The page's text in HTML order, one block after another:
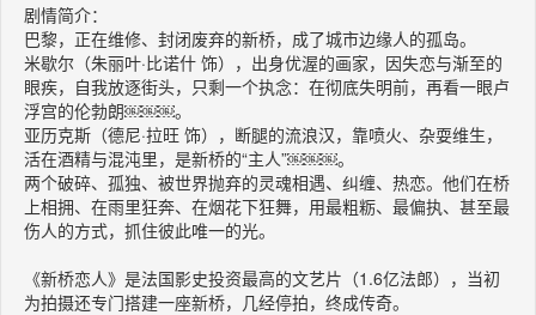
剧情简介：
巴黎，正在维修、封闭废弃的新桥，成了城市边缘人的孤岛。
米歇尔（朱丽叶·比诺什 饰），出身优渥的画家，因失恋与渐至的
眼疾，自我放逐街头，只剩一个执念：在彻底失明前，再看一眼卢
浮宫的伦勃朗￼￼￼。
亚历克斯（德尼·拉旺 饰），断腿的流浪汉，靠喷火、杂耍维生，
活在酒精与混沌里，是新桥的“主人”￼￼￼。
两个破碎、孤独、被世界抛弃的灵魂相遇、纠缠、热恋。他们在桥
上相拥、在雨里狂奔、在烟花下狂舞，用最粗粝、最偏执、甚至最
伤人的方式，抓住彼此唯一的光。
《新桥恋人》是法国影史投资最高的文艺片（1.6亿法郎），当初
为拍摄还专门搭建一座新桥，几经停拍，终成传奇。